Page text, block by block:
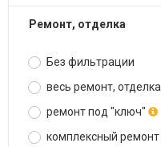
ремонт, отделка
Без фильтрации
весь ремонт, отделка
ремонт под "ключ"
комплексный ремонт